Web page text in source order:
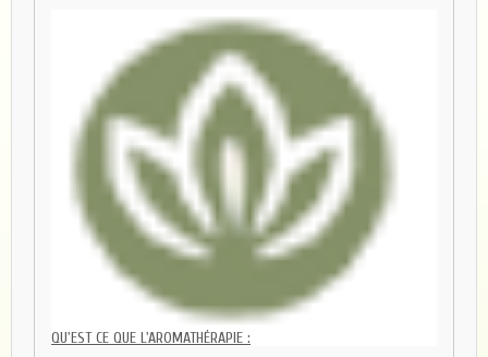
QU'EST CE QUE L'AROMATHÉRAPIE :